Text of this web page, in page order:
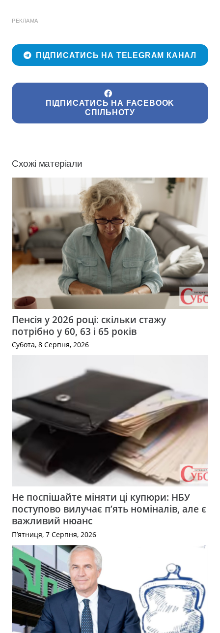
РЕКЛАМА
ПІДПИСАТИСЬ НА TELEGRAM КАНАЛ
ПІДПИСАТИСЬ НА FACEBOOK
СПІЛЬНОТУ
Схожі матеріали
Пенсія у 2026 році: скільки стажу
потрібно у 60, 63 і 65 років
Субота, 8 Серпня, 2026
Не поспішайте міняти ці купюри: НБУ
поступово вилучає п’ять номіналів, але є
важливий нюанс
П’ятниця, 7 Серпня, 2026